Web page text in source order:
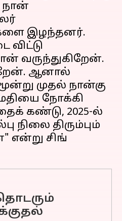
நான்
இழந்தனர்.
விட்டு
வருந்துகிறேன்.
ஆனால்
முதல் நான்கு
நோக்கி
கண்டு, 2025-ல்
நிலை திரும்பும்
என்று சிங்